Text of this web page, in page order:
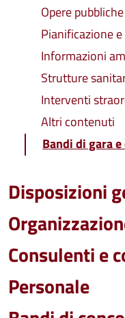
Opere pubbliche
Pianificazione
Informazioni
Strutture
Interventi
Altri contenuti
Bandi di gara
Disposizioni
Consulenti e
Personale